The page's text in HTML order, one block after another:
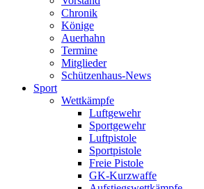
Chronik
Könige
Auerhahn
Termine
Mitglieder
Schützenhaus-News
Sport
Wettkämpfe
Luftgewehr
Sportgewehr
Luftpistole
Sportpistole
Freie Pistole
GK-Kurzwaffe